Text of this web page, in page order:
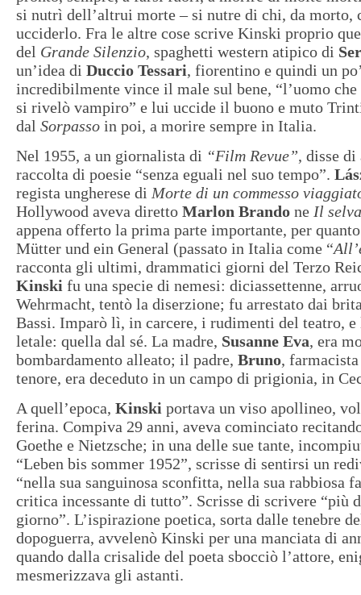
si nutrì dell’altrui morte – si nutre di chi, da morto,
ucciderlo. Fra le altre cose scrive Kinski proprio
del Grande Silenzio, spaghetti western atipico di
un’idea di Duccio Tessari, fiorentino e quindi un
incredibilmente vince il male sul bene, “l’uomo
si rivelò vampiro” e lui uccide il buono e muto
dal Sorpasso in poi, a morire sempre in Italia.
Nel 1955, a un giornalista di “Film Revue”, disse
raccolta di poesie “senza eguali nel suo tempo”.
regista ungherese di Morte di un commesso
Hollywood aveva diretto Marlon Brando ne Il
appena offerto la prima parte importante, per
Mütter und ein General (passato in Italia come “
racconta gli ultimi, drammatici giorni del Terzo
Kinski fu una specie di nemesi: diciassettenne,
Wehrmacht, tentò la diserzione; fu arrestato dai
Bassi. Imparò lì, in carcere, i rudimenti del teatro,
letale: quella dal sé. La madre, Susanne Eva, era
bombardamento alleato; il padre, Bruno,
tenore, era deceduto in un campo di prigionia, in
A quell’epoca, Kinski portava un viso apollineo,
ferina. Compiva 29 anni, aveva cominciato
Goethe e Nietzsche; in una delle sue tante,
“Leben bis sommer 1952”, scrisse di sentirsi un
“nella sua sanguinosa sconfitta, nella sua rabbiosa
critica incessante di tutto”. Scrisse di scrivere “più
giorno”. L’ispirazione poetica, sorta dalle tenebre
dopoguerra, avvelenò Kinski per una manciata di
quando dalla crisalide del poeta sbocciò l’attore,
mesmerizzava gli astanti.